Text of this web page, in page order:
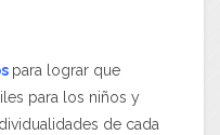
para lograr que
para los niños y
de cada